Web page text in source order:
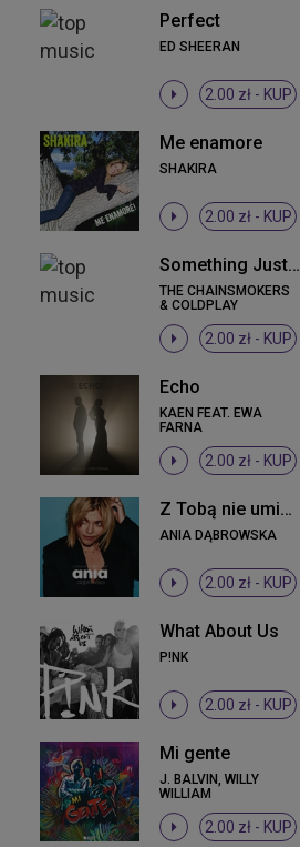
Perfect
ED SHEERAN
2.00 zł - KUP
Me enamore
SHAKIRA
2.00 zł - KUP
Something Just Like This
THE CHAINSMOKERS
& COLDPLAY
2.00 zł - KUP
Echo
KAEN FEAT. EWA
FARNA
2.00 zł - KUP
Z Tobą nie umiem wygrać
ANIA DĄBROWSKA
2.00 zł - KUP
What About Us
P!NK
2.00 zł - KUP
Mi gente
J. BALVIN, WILLY
WILLIAM
2.00 zł - KUP